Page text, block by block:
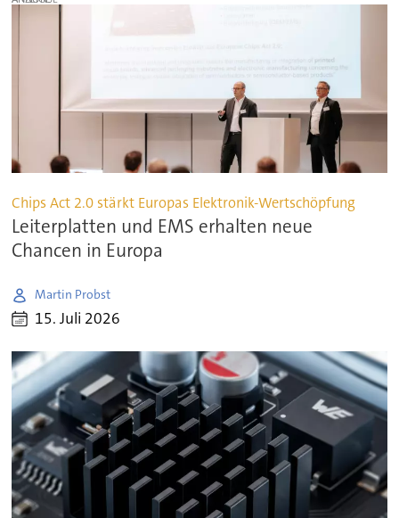
Chips Act 2.0 stärkt Europas Elektronik-Wertschöpfung
Leiterplatten und EMS erhalten neue
Chancen in Europa
Martin Probst
15. Juli 2026